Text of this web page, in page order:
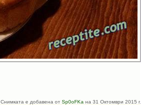
Снимката е добавена от Sp0oFKa на 31 Октомври 2015 г.